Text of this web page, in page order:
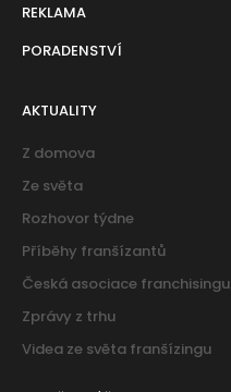
REKLAMA
PORADENSTVÍ
AKTUALITY
Z domova
Ze světa
Rozhovor týdne
Příběhy franšízantů
Česká asociace franchisingu
Zprávy z trhu
Videa ze světa franšízingu